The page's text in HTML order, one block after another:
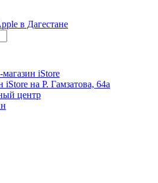
iStore
iStore на Р. Гамзатова, 64а
центр